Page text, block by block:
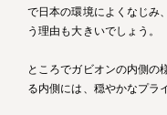
で日本の環境によくなじみ
う理由も大きいでしょう。
ところでガビオンの内側の
る内側には、穏やかなプラ